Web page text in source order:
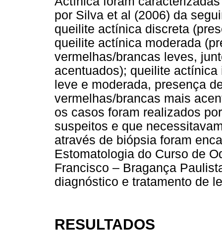
por Silva et al (2006) da
queilite actínica discreta
queilite actínica moderada
vermelhas/brancas leves,
acentuados); queilite
leve e moderada, presença
vermelhas/brancas mais
os casos foram realizados
suspeitos e que
através de biópsia foram
Estomatologia do Curso de
Francisco – Bragança
diagnóstico e tratamento de
RESULTADOS